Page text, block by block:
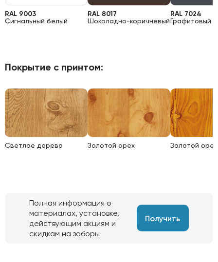
RAL 9003
Сигнальный белый
RAL 8017
Шоколадно-коричневый
RAL 7024
Графитовый
Покрытие с принтом:
Светлое дерево Золотой орех Золотой
Полная информация о
материалах, установке,
действующим акциям и
скидкам на заборы
Получить